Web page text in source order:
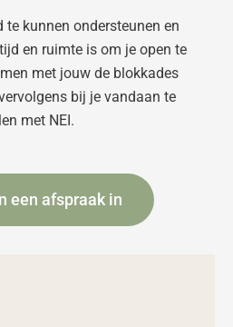
te kunnen ondersteunen en
en ruimte is om je open te
met jouw de blokkades
bij je vandaan te
met NEI.
een afspraak in